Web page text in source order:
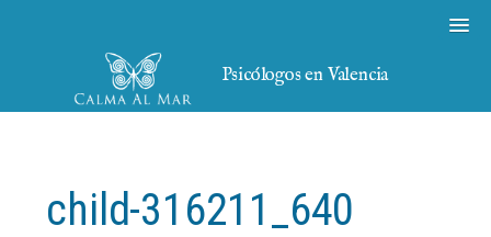
Psicólogos en Valencia
child-316211_640